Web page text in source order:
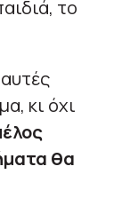
το
κι όχι
θα